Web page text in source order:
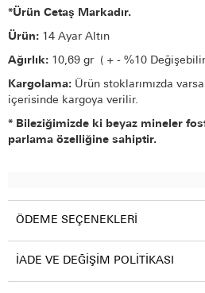
*Ürün Cetaş Markadır.
Ürün: 14 Ayar Altın
Ağırlık: 10,69 gr ( + - %10
Kargolama: Ürün stoklarımızda
içerisinde kargoya verilir.
* Bileziğimizde ki beyaz mineler
parlama özelliğine sahiptir.
ÖDEME SEÇENEKLERI
İADE VE DEĞIŞIM POLITIKASI